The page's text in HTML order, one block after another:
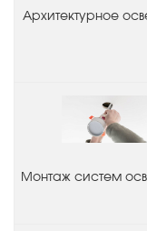
Архитектурное
Монтаж систем